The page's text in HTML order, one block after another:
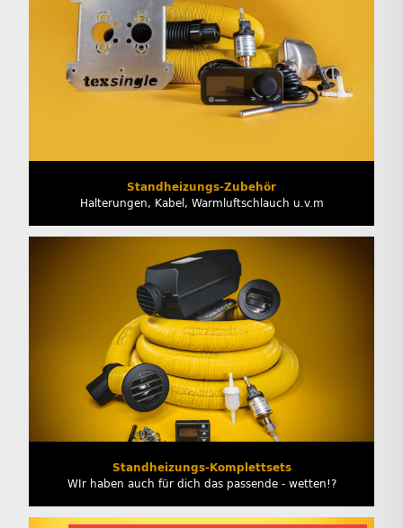
Standheizungs-Zubehör
Halterungen, Kabel, Warmluftschlauch u.v.m
Standheizungs-Komplettsets
WIr haben auch für dich das passende - wetten!?